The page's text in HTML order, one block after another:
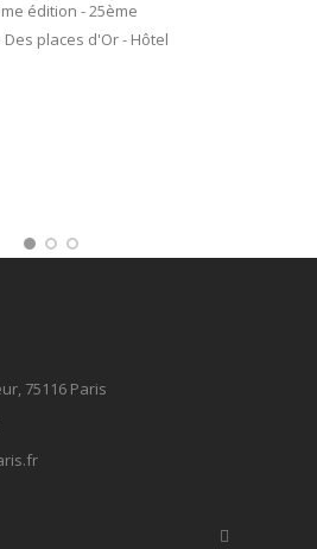
édition - 25ème
places d'Or - Hôtel
75116 Paris